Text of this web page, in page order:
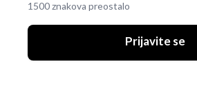
1500 znakova preostalo
Prijavite se